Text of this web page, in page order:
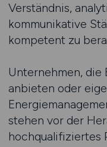
Verständnis,
kommunikative
kompetent zu
Unternehmen, die
anbieten oder
stehen vor der
hochqualifiziertes